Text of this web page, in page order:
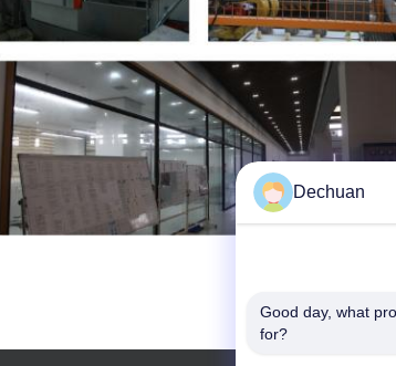
Dechuan
Good day, what
for?